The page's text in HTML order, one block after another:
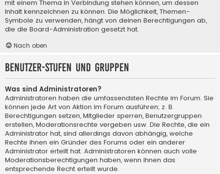
mit einem Thema in Verbindung stehen können, um dessen
Inhalt kennzeichnen zu können. Die Möglichkeit, Themen-
Symbole zu verwenden, hängt von deinen Berechtigungen ab,
die die Board-Administration gesetzt hat.
Nach oben
Benutzer-Stufen und Gruppen
Was sind Administratoren?
Administratoren haben die umfassendsten Rechte im Forum. Sie
können jede Art von Aktion im Forum ausführen; z. B.
Berechtigungen setzen, Mitglieder sperren, Benutzergruppen
erstellen, Moderationsrechte vergeben usw. Die Rechte, die ein
Administrator hat, sind allerdings davon abhängig, welche
Rechte ihnen ein Gründer des Forums oder ein anderer
Administrator erteilt hat. Administratoren können auch volle
Moderationsberechtigungen haben, wenn ihnen das
entsprechende Recht erteilt wurde.